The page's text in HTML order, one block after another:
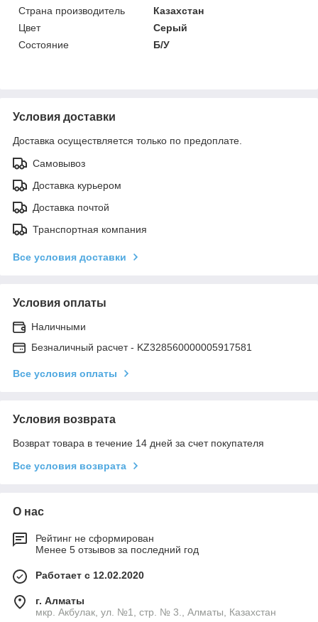
Страна производитель
Казахстан
Цвет
Серый
Состояние
Б/У
Условия доставки
Доставка осуществляется только по предоплате.
Самовывоз
Доставка курьером
Доставка почтой
Транспортная компания
Все условия доставки
Условия оплаты
Наличными
Безналичный расчет - KZ328560000005917581
Все условия оплаты
Условия возврата
Возврат товара в течение 14 дней за счет покупателя
Все условия возврата
О нас
Рейтинг не сформирован
Менее 5 отзывов за последний год
Работает с 12.02.2020
г. Алматы
мкр. Акбулак, ул. №1, стр. № 3., Алматы, Казахстан